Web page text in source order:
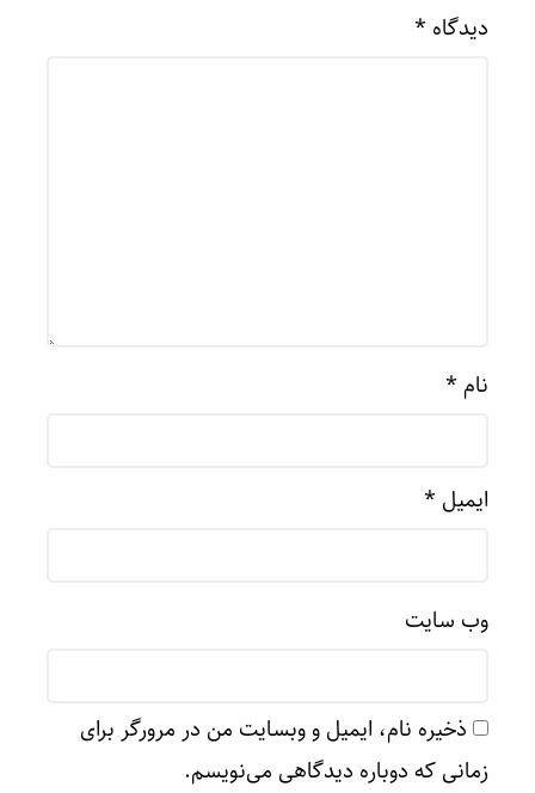
دیدگاه *
نام *
ایمیل *
وب‌ سایت
ذخیره نام، ایمیل و وبسایت من در مرورگر برای
زمانی که دوباره دیدگاهی می‌نویسم.